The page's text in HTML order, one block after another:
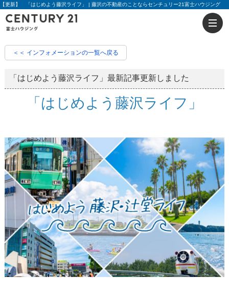
【更新】 「はじめよう藤沢ライフ」 | 藤沢の不動産のことならセンチュリー21富士ハウジング
＜＜ インフォメーションの一覧へ戻る
「はじめよう藤沢ライフ」最新記事更新しました
「はじめよう藤沢ライフ」